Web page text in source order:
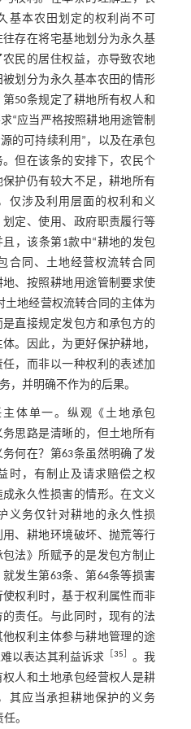
基本农田划定的权利尚不可
存在将宅基地划分为永久基
民的居住权益，亦导致农地
划分为永久基本农田的情形
50条规定了耕地所有权人和
“应当严格按照耕地用途管制
的可持续利用”，以及在承包
但在该条的安排下，农民个
护仍有较大不足，耕地所有
仅涉及利用层面的权利和义
定、使用、政府职责履行等
，该条第1款中“耕地的发包
合同、土地经营权流转合同
、按照耕地用途管制要求使
土地经营权流转合同的主体为
直接规定发包方和承包方的
。因此，为更好保护耕地，
，而非以一种权利的表述加
，并明确不作为的后果。
体单一。纵观《土地承包
思路是清晰的，但土地所有
何在？第63条虽然明确了发
时，有制止及请求赔偿之权
永久性损害的情形。在文义
义务仅针对耕地的永久性损
、耕地环境破坏、抛荒等行
法》所赋予的是发包方制止
发生第63条、第64条等损害
权利时，基于权利属性而非
责任。与此同时，现有的法
权利主体参与耕地管理的途
以表达其利益诉求
35
。我
人和土地承包经营权人是耕
其应当承担耕地保护的义务
。